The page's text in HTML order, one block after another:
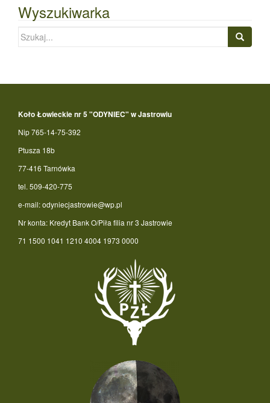
Wyszukiwarka
Szukaj:
Koło Łowieckie nr 5 "ODYNIEC" w Jastrowiu
Nip 765-14-75-392
Ptusza 18b
77-416 Tarnówka
tel. 509-420-775
e-mail: odyniecjastrowie@wp.pl
Nr konta: Kredyt Bank O/Piła filia nr 3 Jastrowie
71 1500 1041 1210 4004 1973 0000